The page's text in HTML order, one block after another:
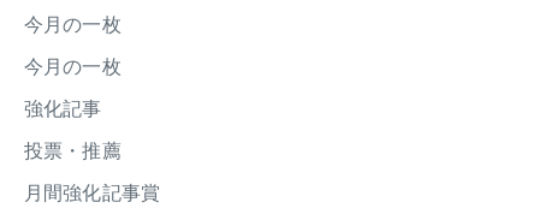
今月の一枚
今月の一枚
強化記事
投票・推薦
月間強化記事賞